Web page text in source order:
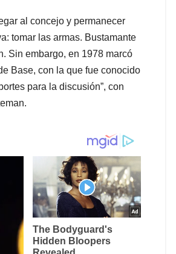
al concejo y permanecer
tomar las armas. Bustamante
Sin embargo, en 1978 marcó
Base, con la que fue conocido
para la discusión”, con